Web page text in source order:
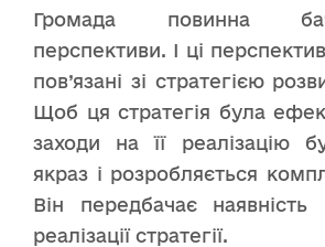
Громада повинна
перспективи. І ці
пов’язані зі стратегією
Щоб ця стратегія була
заходи на її реалізацію
якраз і розробляється
Він передбачає наявність
реалізації стратегії.